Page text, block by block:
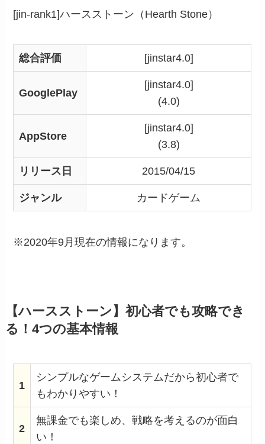
[jin-rank1]ハースストーン（Hearth Stone）
総合評価 [jinstar4.0]
GooglePlay
[jinstar4.0]
(4.0)
AppStore
[jinstar4.0]
(3.8)
リリース日 2015/04/15
ジャンル カードゲーム
※2020年9月現在の情報になります。
【ハースストーン】初心者でも攻略でき
る！4つの基本情報
1
シンプルなゲームシステムだから初心者で
もわかりやすい！
2
無課金でも楽しめ、戦略を考えるのが面白
い！